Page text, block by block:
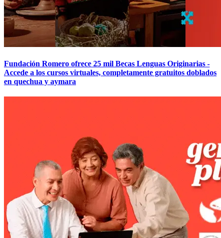
Fundación Romero ofrece 25 mil Becas Lenguas Originarias -
Accede a los cursos virtuales, completamente gratuitos doblados
en quechua y aymara